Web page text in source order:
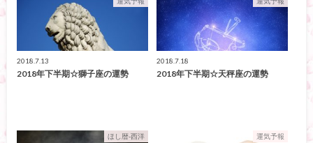
2018.7.13
2018年下半期☆獅子座の運勢
2018.7.18
2018年下半期☆天秤座の運勢
ほし暦-西洋 運気予報